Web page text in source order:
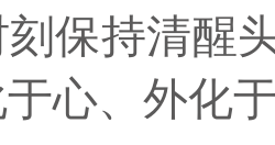
保持清醒
心、外化